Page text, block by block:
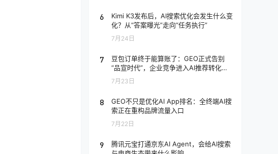
6
Kimi K3发布后，AI搜索优化会发生什么变
化？从“答案曝光”走向“任务执行”
7月24日
7
豆包订单终于能算账了：GEO正式告别
“品宣时代”，企业竞争进入AI推荐转化阶
段
7月23日
8
GEO不只是优化AI App排名：全终端AI搜
索正在重构品牌流量入口
7月22日
9
腾讯元宝打通京东AI Agent，会给AI搜索